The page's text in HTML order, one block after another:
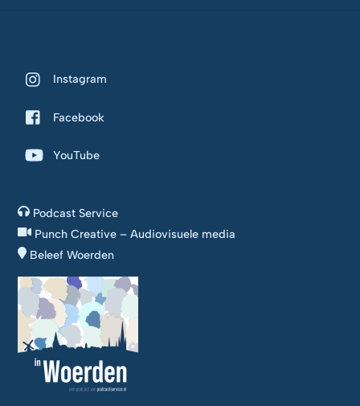
Instagram
Facebook
YouTube
Podcast Service
Punch Creative – Audiovisuele media
Beleef Woerden